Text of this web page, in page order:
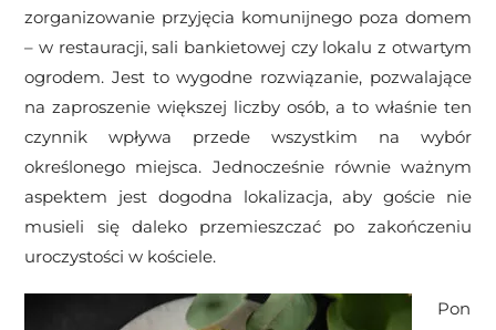
zorganizowanie przyjęcia komunijnego poza domem
– w restauracji, sali bankietowej czy lokalu z otwartym
ogrodem. Jest to wygodne rozwiązanie, pozwalające
na zaproszenie większej liczby osób, a to właśnie ten
czynnik wpływa przede wszystkim na wybór
określonego miejsca. Jednocześnie równie ważnym
aspektem jest dogodna lokalizacja, aby goście nie
musieli się daleko przemieszczać po zakończeniu
uroczystości w kościele.
Pon